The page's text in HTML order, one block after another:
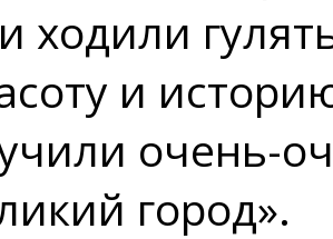
ходили
и
очень-
город».